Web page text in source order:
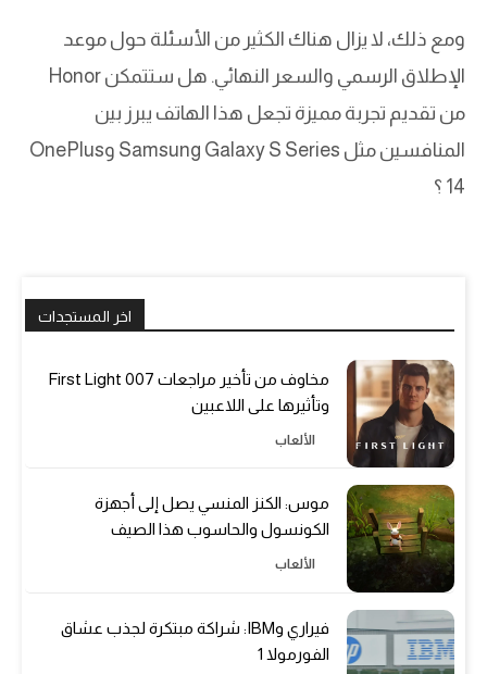
ومع ذلك، لا يزال هناك الكثير من الأسئلة حول موعد
الإطلاق الرسمي والسعر النهائي. هل ستتمكن Honor
من تقديم تجربة مميزة تجعل هذا الهاتف يبرز بين
المنافسين مثل Samsung Galaxy S Series وOnePlus
14 ؟
اخر المستجدات
مخاوف من تأخير مراجعات 007 First Light
وتأثيرها على اللاعبين
الألعاب
موس: الكنز المنسي يصل إلى أجهزة
الكونسول والحاسوب هذا الصيف
الألعاب
فيراري وIBM: شراكة مبتكرة لجذب عشاق
الفورمولا 1